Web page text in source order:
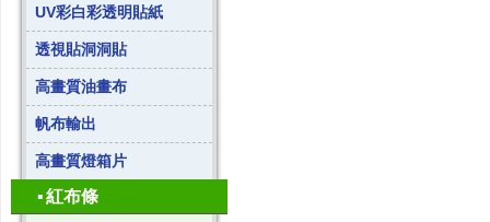
UV彩白彩透明貼紙
透視貼洞洞貼
高畫質油畫布
帆布輸出
高畫質燈箱片
▪紅布條